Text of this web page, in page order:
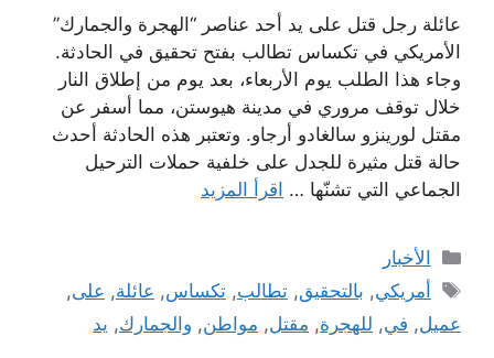
عائلة رجل قتل على يد أحد عناصر “الهجرة والجمارك”
الأمريكي في تكساس تطالب بفتح تحقيق في الحادثة.
وجاء هذا الطلب يوم الأربعاء، بعد يوم من إطلاق النار
خلال توقف مروري في مدينة هيوستن، مما أسفر عن
مقتل لورينزو سالغادو أرجاو. وتعتبر هذه الحادثة أحدث
حالة قتل مثيرة للجدل على خلفية حملات الترحيل
الجماعي التي تشنّها … اقرأ المزيد
التصنيفات
الأخبار
الوسوم
أمريكي, بالتحقيق,تطالب,تكساس, عائلة, على,
عميل, في, للهجرة, مقتل, مواطن, والجمارك, يد